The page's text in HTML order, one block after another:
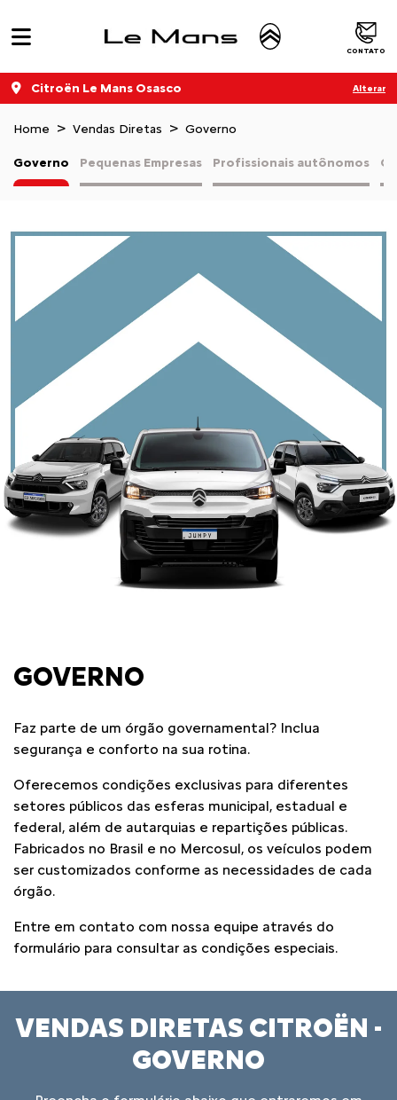
CONTATO
Citroën Le Mans Osasco Alterar
Home Vendas Diretas Governo
Pequenas Empresas Profissionais autônomos
Governo
GOVERNO
Faz parte de um órgão governamental? Inclua
segurança e conforto na sua rotina.
Oferecemos condições exclusivas para diferentes
setores públicos das esferas municipal, estadual e
federal, além de autarquias e repartições públicas.
Fabricados no Brasil e no Mercosul, os veículos podem
ser customizados conforme as necessidades de cada
órgão.
Entre em contato com nossa equipe através do
formulário para consultar as condições especiais.
VENDAS DIRETAS CITROËN -
GOVERNO